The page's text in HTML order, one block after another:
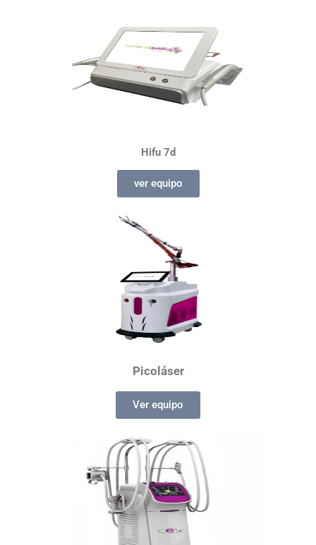
Hifu 7d
ver equipo
Picoláser
Ver equipo